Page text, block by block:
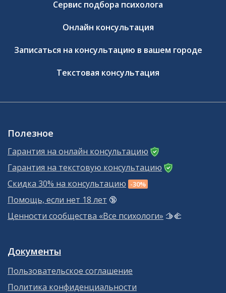
Сервис подбора психолога
Онлайн консультация
Записаться на консультацию в вашем городе
Текстовая консультация
Полезное
Гарантия на онлайн консультацию
Гарантия на текстовую консультацию
Скидка 30% на консультацию -30%
Помощь, если нет 18 лет 🔞
Ценности сообщества «Все психологи» 🫱‍🫲
Документы
Пользовательское соглашение
Политика конфиденциальности